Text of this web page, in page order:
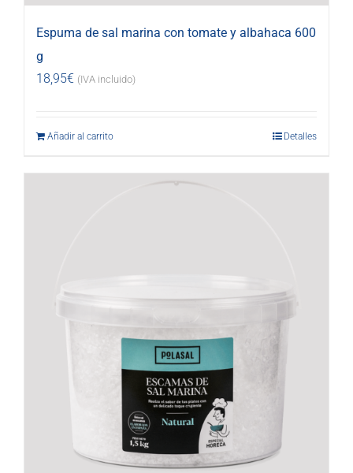
Espuma de sal marina con tomate y albahaca 600
g
18,95€ (IVA incluido)
Añadir al carrito Detalles